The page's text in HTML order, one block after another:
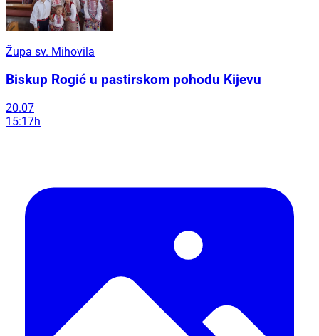
Župa sv. Mihovila
Biskup Rogić u pastirskom pohodu Kijevu
20.07
15:17h